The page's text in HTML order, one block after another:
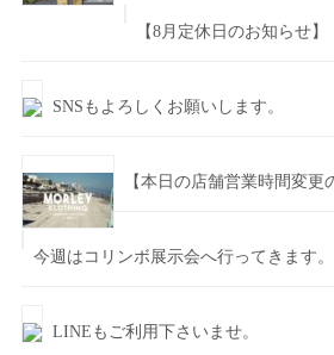
【8月定休日のお知らせ】
SNSもよろしくお願いします。
【本日の店舗営業時間変更
今週はコリンボ展示会へ行ってきます。
LINEもご利用下さいませ。